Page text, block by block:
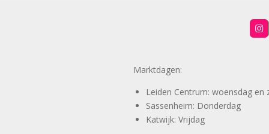
I
n
a
m
Marktdagen:
Leiden Centrum: woensdag en
Sassenheim: Donderdag
Katwijk: Vrijdag